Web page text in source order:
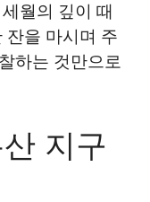
월의 깊이 때
잔을 마시며 주
하는 것만으로
지구